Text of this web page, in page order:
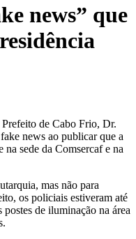
news” que
de Cabo Frio, Dr.
news ao publicar que a
sede da Comsercaf e na
mas não para
os policiais estiveram até
de iluminação na área